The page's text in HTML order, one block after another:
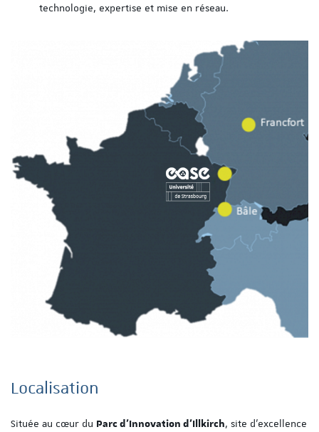
technologie, expertise et mise en réseau.
Localisation
Située au cœur du Parc d'Innovation d'Illkirch, site d'excellence